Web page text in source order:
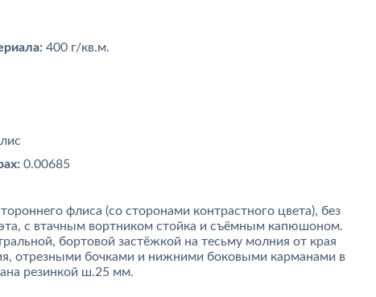
400 г/кв.м.
0.00685
флиса (со сторонами контрастного цвета), без
с втачным вортником стойка и съёмным капюшоном.
бортовой застёжкой на тесьму молния от края
отрезными бочками и нижними боковыми карманами в
резинкой ш.25 мм.